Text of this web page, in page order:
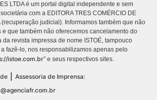
LTDA é um portal digital independente e sem
com a EDITORA TRES COMÉRCIO DE
(recuperação judicial). Informamos também que não
que também não oferecemos cancelamento do
da revista impressa de nome ISTOÉ, tampouco
fazê-lo, nos responsabilizamos apenas pelo
istoe.com.br” e seus respectivos sites.
Assessoria de Imprensa: